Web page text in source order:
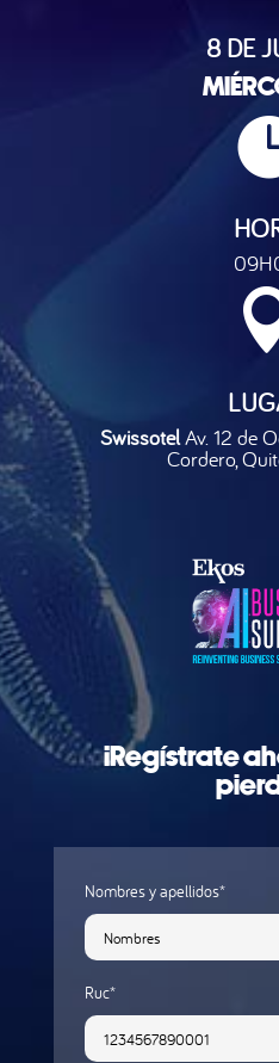
8 DE
SwissotelAv. 12 de
Cordero,
¡Regístrate
Nombres y apellidos*
Ruc*